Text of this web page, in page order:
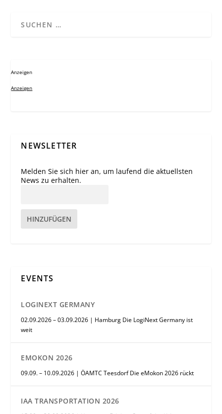
Anzeigen
Anzeigen
NEWSLETTER
Melden Sie sich hier an, um laufend die aktuellsten
News zu erhalten.
HINZUFÜGEN
EVENTS
LOGINEXT GERMANY
02.09.2026 – 03.09.2026 | Hamburg Die LogiNext Germany ist
weit
EMOKON 2026
09.09. – 10.09.2026 | ÖAMTC Teesdorf Die eMokon 2026 rückt
IAA TRANSPORTATION 2026